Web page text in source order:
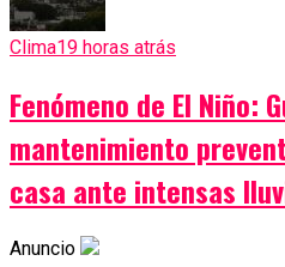
Clima19 horas atrás
Fenómeno de El Niño:
mantenimiento
casa ante intensas
Anuncio